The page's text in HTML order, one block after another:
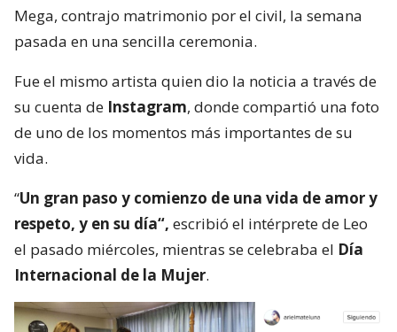
Mega, contrajo matrimonio por el civil, la semana
pasada en una sencilla ceremonia.
Fue el mismo artista quien dio la noticia a través de
su cuenta de Instagram, donde compartió una foto
de uno de los momentos más importantes de su
vida.
“Un gran paso y comienzo de una vida de amor y
respeto, y en su día“, escribió el intérprete de Leo
el pasado miércoles, mientras se celebraba el Día
Internacional de la Mujer.